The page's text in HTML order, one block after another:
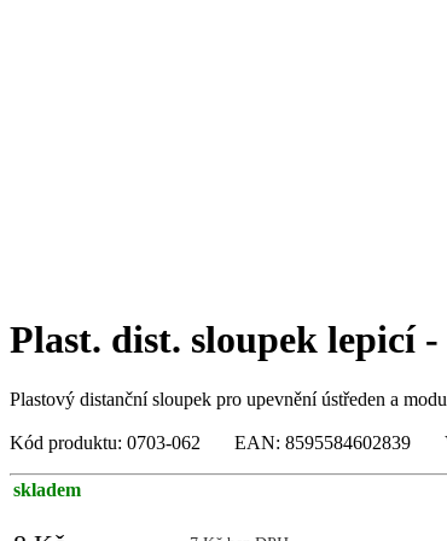
Plast. dist. sloupek lepicí
Plastový distanční sloupek pro upevnění ústředen a
Kód produktu: 0703-062 EAN: 8595584602839
skladem